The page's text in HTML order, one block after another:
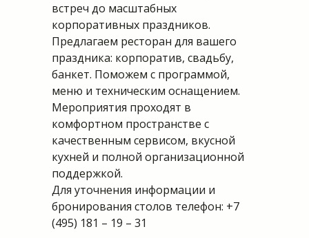
встреч до масштабных
корпоративных праздников.
Предлагаем ресторан для вашего
праздника: корпоратив, свадьбу,
банкет. Поможем с программой,
меню и техническим оснащением.
Мероприятия проходят в
комфортном пространстве с
качественным сервисом, вкусной
кухней и полной организационной
поддержкой.
Для уточнения информации и
бронирования столов телефон: +7
(495) 181 – 19 – 31